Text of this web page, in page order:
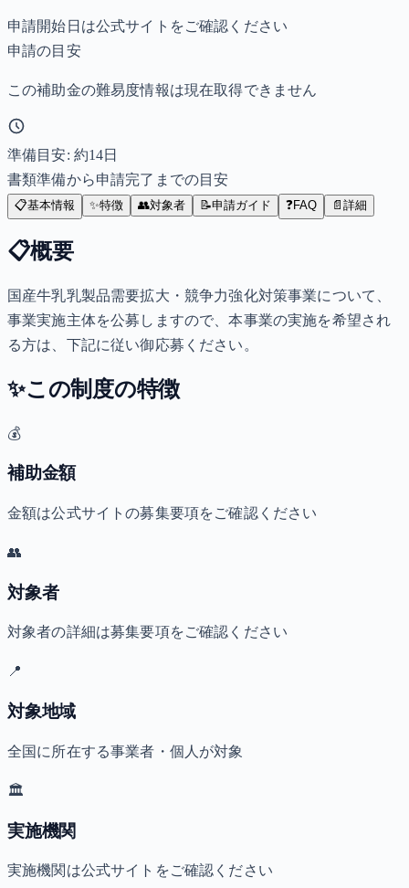
申請開始日は公式サイトをご確認ください
申請の目安
この補助金の難易度情報は現在取得できません
準備目安: 約14日
書類準備から申請完了までの目安
📋基本情報 ✨特徴 👥対象者 📝申請ガイド ❓FAQ 📄 詳細
📋概要
国産牛乳乳製品需要拡大・競争力強化対策事業について、
事業実施主体を公募しますので、本事業の実施を希望され
る方は、下記に従い御応募ください。
✨この制度の特徴
💰
補助金額
金額は公式サイトの募集要項をご確認ください
👥
対象者
対象者の詳細は募集要項をご確認ください
📍
対象地域
全国に所在する事業者・個人が対象
🏛️
実施機関
実施機関は公式サイトをご確認ください